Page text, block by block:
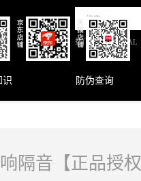
热门: 法国·FOCAL
识 防伪查询
隔音【正品授权